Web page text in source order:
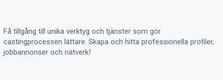
Få tillgång till unika verktyg och tjänster som gör
castingprocessen lättare. Skapa och hitta professionella profiler,
jobbannonser och nätverk!